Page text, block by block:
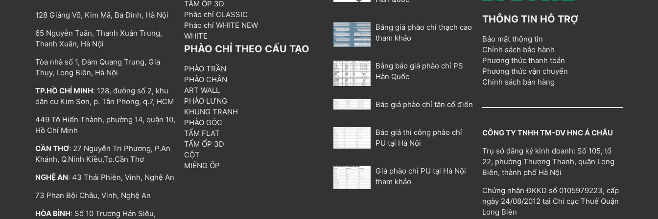
128 Giảng Võ, Kim Mã, Ba Đình, Hà Nội
65 Nguyễn Tuân, Thanh Xuân Trung,
Thanh Xuân, Hà Nội
Tòa nhà số 1, Đàm Quang Trung, Gia
Thụy, Long Biên, Hà Nội
TP.HỒ CHÍ MINH: 128, đường số 2, khu
dân cư Kim Sơn, p. Tân Phong, q.7, HCM
449 Tô Hiến Thành, phường 14, quận 10,
Hồ Chí Minh
CẦN THƠ: 27 Nguyễn Tri Phương, P.An
Khánh, Q.Ninh Kiều,Tp.Cần Thơ
NGHỆ AN: 43 Thái Phiên, Vinh, Nghệ An
73 Phan Bội Châu, Vinh, Nghệ An
HÒA BÌNH: Số 10 Trương Hán Siêu,
TẤM ỐP 3D
Phào chỉ CLASSIC
Phào chỉ WHITE NEW
WHITE
PHÀO CHỈ THEO CẤU TẠO
PHÀO TRẦN
PHÀO CHÂN
ART WALL
PHÀO LƯNG
KHUNG TRANH
PHÀO GÓC
TẤM FLAT
TẤM ỐP 3D
CỘT
MIẾNG ỐP
Bảng giá phào chỉ thạch cao
tham khảo
Bảng báo giá phào chỉ PS
Hàn Quốc
Báo giá phào chỉ tân cổ điển
Báo giá thi công phào chỉ
PU tại Hà Nội
Giá phào chỉ PU tại Hà Nội
tham khảo
THÔNG TIN HỖ TRỢ
Bảo mật thông tin
Chính sách bảo hành
Phương thức thanh toán
Phương thức vận chuyển
Chính sách bán hàng
CÔNG TY TNHH TM-DV HNC Á CHÂU
Trụ sở đăng ký kinh doanh: Số 105, tổ
22, phường Thượng Thanh, quận Long
Biên, thành phố Hà Nội
Chứng nhận ĐKKD số 0105979223, cấp
ngày 24/08/2012 tại Chi cục Thuế Quận
Long Biên